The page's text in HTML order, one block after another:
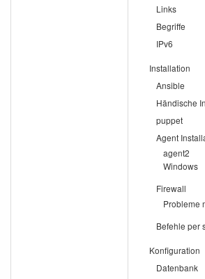
Links
Begriffe
IPv6
Installation
Ansible
Händische
puppet
Agent
agent2
Windows
Firewall
Probleme
Befehle per
Konfiguration
Datenbank